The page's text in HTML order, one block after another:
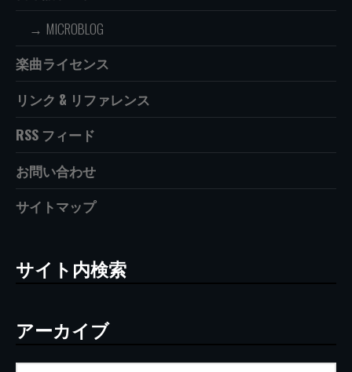
MICROBLOG
楽曲ライセンス
リンク & リファレンス
RSS フィード
お問い合わせ
サイトマップ
サイト内検索
アーカイブ